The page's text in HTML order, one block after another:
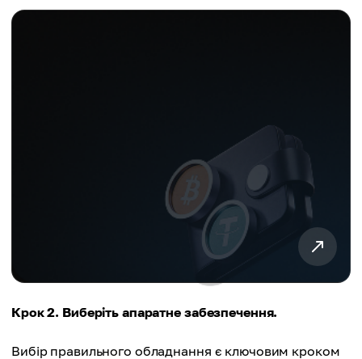
Крок 2. Виберіть апаратне забезпечення.
Вибір правильного обладнання є ключовим кроком